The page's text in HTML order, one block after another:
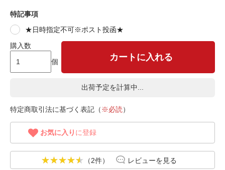
特記事項
★日時指定不可※ポスト投函★
購入数
個
カートに入れる
出荷予定を計算中...
特定商取引法に基づく表記（ ※必読）
お気に入り に登録
（2件） レビューを見る